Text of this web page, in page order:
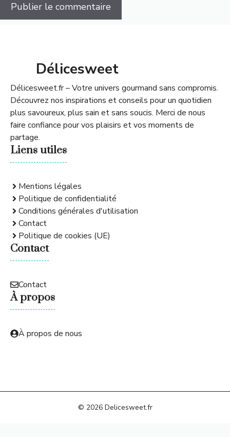
Délicesweet
Délicesweet.fr – Votre univers gourmand sans compromis.
Découvrez nos inspirations et conseils pour un quotidien
plus savoureux, plus sain et sans soucis. Merci de nous
faire confiance pour vos plaisirs et vos moments de
partage.
Liens utiles
Mentions légales
Politique de confidentialité
Conditions générales d'utilisation
Contact
Politique de cookies (UE)
Contact
Contact
À propos
À propos de nous
© 2026 Delicesweet.fr